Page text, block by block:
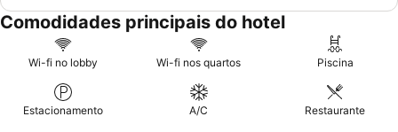
Comodidades principais do hotel
Wi-fi no lobby Wi-fi nos quartos Piscina
Estacionamento A/C Restaurante